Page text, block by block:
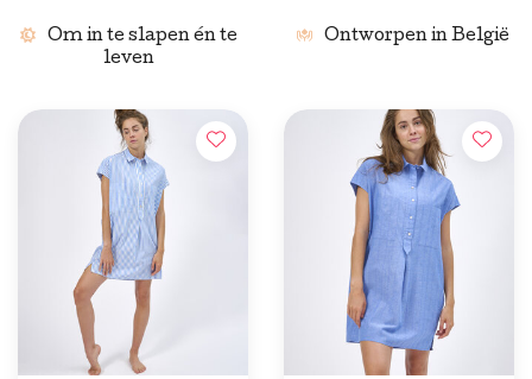
Om in te slapen én te
leven
Ontworpen in België